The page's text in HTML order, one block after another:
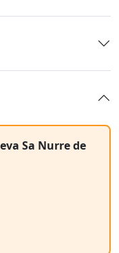
Sa Nurre de